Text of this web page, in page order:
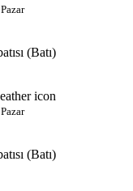
(Batı)
(Batı)